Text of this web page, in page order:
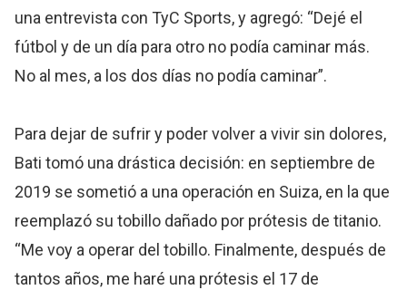
una entrevista con TyC Sports, y agregó: “Dejé el
fútbol y de un día para otro no podía caminar más.
No al mes, a los dos días no podía caminar”.
Para dejar de sufrir y poder volver a vivir sin dolores,
Bati tomó una drástica decisión: en septiembre de
2019 se sometió a una operación en Suiza, en la que
reemplazó su tobillo dañado por prótesis de titanio.
“Me voy a operar del tobillo. Finalmente, después de
tantos años, me haré una prótesis el 17 de